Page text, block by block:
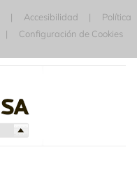
Accesibilidad
Política
Configuración de Cookies